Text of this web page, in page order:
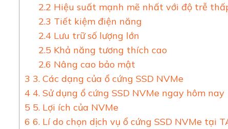
2.2 Hiệu suất mạnh mẽ nhất với độ trễ
2.3 Tiết kiệm điện năng
2.4 Lưu trữ số lượng lớn
2.5 Khả năng tương thích cao
2.6 Nâng cao bảo mật
3 3. Các dạng của ổ cứng SSD NVMe
4 4. Sử dụng ổ cứng SSD NVMe ngay hôm nay
5 5. Lợi ích của NVMe
6 6. Lí do chọn dịch vụ ổ cứng SSD NVMe tại